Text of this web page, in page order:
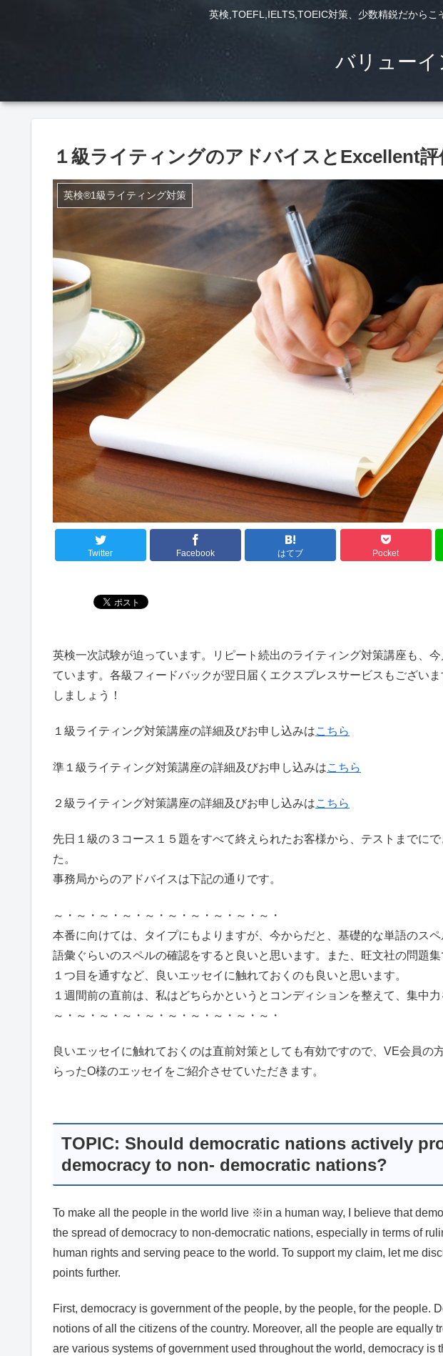
英検,TOEFL,IELTS,TOEIC対策、少数精鋭だから
バリュー
１級ライティングのアドバイスとExcellent
英検®1級ライティング対策
Twitter Facebook はてブ Pocket
英検一次試験が迫っています。リピート続出のライティング対策講座も、
ています。各級フィードバックが翌日届くエクスプレスサービスもござい
しましょう！
１級ライティング対策講座の詳細及びお申し込みはこちら
準１級ライティング対策講座の詳細及びお申し込みはこちら
２級ライティング対策講座の詳細及びお申し込みはこちら
先日１級の３コース１５題をすべて終えられたお客様から、テストまでに
た。
事務局からのアドバイスは下記の通りです。
～・～・～・～・～・～・～・～・～・～・
本番に向けては、タイプにもよりますが、今からだと、基礎的な単語のス
語彙ぐらいのスペルの確認をすると良いと思います。また、旺文社の問題
１つ目を通すなど、良いエッセイに触れておくのも良いと思います。
１週間前の直前は、私はどちらかというとコンディションを整えて、集中力
～・～・～・～・～・～・～・～・～・～・
良いエッセイに触れておくのは直前対策としても有効ですので、VE会員の
らったO様のエッセイをご紹介させていただきます。
TOPIC: Should democratic nations actively
democracy to non- democratic nations?
To make all the people in the world live ※in a human way, I believe that
the spread of democracy to non-democratic nations, especially in terms of
human rights and serving peace to the world. To support my claim, let me
points further.
First, democracy is government of the people, by the people, for the people.
notions of all the citizens of the country. Moreover, all the people are equally
are various systems of government used throughout the world, democracy is